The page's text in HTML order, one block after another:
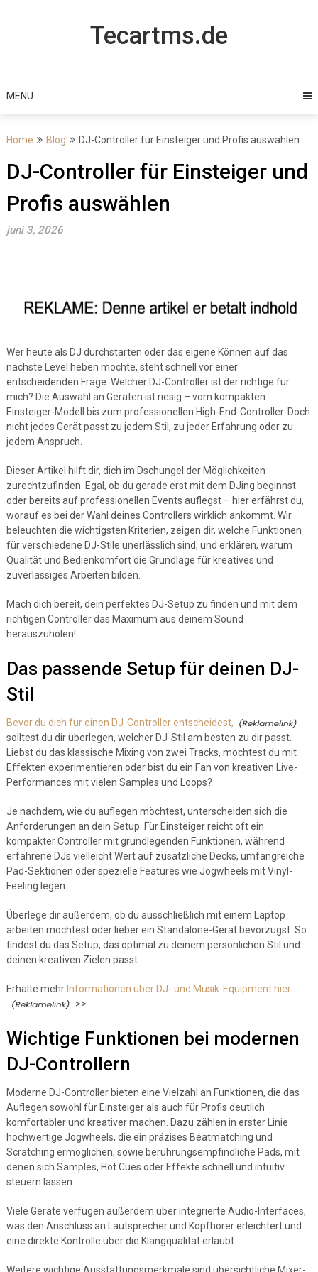
Tecartms.de
MENU
Home Blog DJ-Controller für Einsteiger und Profis auswählen
DJ-Controller für Einsteiger und
Profis auswählen
juni 3, 2026
Wer heute als DJ durchstarten oder das eigene Können auf das
nächste Level heben möchte, steht schnell vor einer
entscheidenden Frage: Welcher DJ-Controller ist der richtige für
mich? Die Auswahl an Geräten ist riesig – vom kompakten
Einsteiger-Modell bis zum professionellen High-End-Controller. Doch
nicht jedes Gerät passt zu jedem Stil, zu jeder Erfahrung oder zu
jedem Anspruch.
Dieser Artikel hilft dir, dich im Dschungel der Möglichkeiten
zurechtzufinden. Egal, ob du gerade erst mit dem DJing beginnst
oder bereits auf professionellen Events auflegst – hier erfährst du,
worauf es bei der Wahl deines Controllers wirklich ankommt. Wir
beleuchten die wichtigsten Kriterien, zeigen dir, welche Funktionen
für verschiedene DJ-Stile unerlässlich sind, und erklären, warum
Qualität und Bedienkomfort die Grundlage für kreatives und
zuverlässiges Arbeiten bilden.
Mach dich bereit, dein perfektes DJ-Setup zu finden und mit dem
richtigen Controller das Maximum aus deinem Sound
herauszuholen!
Das passende Setup für deinen DJ-
Stil
Bevor du dich für einen DJ-Controller entscheidest,
solltest du dir überlegen, welcher DJ-Stil am besten zu dir passt.
Liebst du das klassische Mixing von zwei Tracks, möchtest du mit
Effekten experimentieren oder bist du ein Fan von kreativen Live-
Performances mit vielen Samples und Loops?
Je nachdem, wie du auflegen möchtest, unterscheiden sich die
Anforderungen an dein Setup. Für Einsteiger reicht oft ein
kompakter Controller mit grundlegenden Funktionen, während
erfahrene DJs vielleicht Wert auf zusätzliche Decks, umfangreiche
Pad-Sektionen oder spezielle Features wie Jogwheels mit Vinyl-
Feeling legen.
Überlege dir außerdem, ob du ausschließlich mit einem Laptop
arbeiten möchtest oder lieber ein Standalone-Gerät bevorzugst. So
findest du das Setup, das optimal zu deinem persönlichen Stil und
deinen kreativen Zielen passt.
Erhalte mehr Informationen über DJ- und Musik-Equipment hier
>>
Wichtige Funktionen bei modernen
DJ-Controllern
Moderne DJ-Controller bieten eine Vielzahl an Funktionen, die das
Auflegen sowohl für Einsteiger als auch für Profis deutlich
komfortabler und kreativer machen. Dazu zählen in erster Linie
hochwertige Jogwheels, die ein präzises Beatmatching und
Scratching ermöglichen, sowie berührungsempfindliche Pads, mit
denen sich Samples, Hot Cues oder Effekte schnell und intuitiv
steuern lassen.
Viele Geräte verfügen außerdem über integrierte Audio-Interfaces,
was den Anschluss an Lautsprecher und Kopfhörer erleichtert und
eine direkte Kontrolle über die Klangqualität erlaubt.